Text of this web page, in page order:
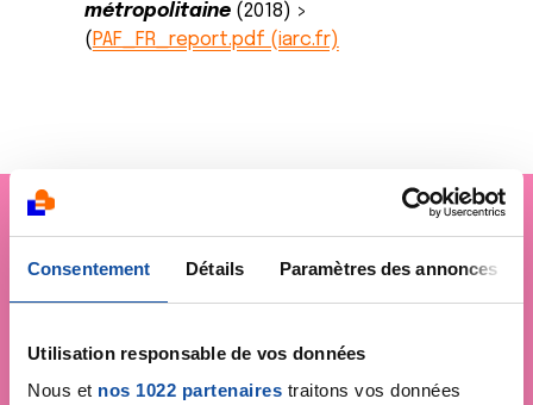
Consentement Détails Paramètres des annonces
Utilisation responsable de vos données
Nous et nos 1022 partenaires traitons vos données
métropolitaine(2018) >
( PAF_FR_report.pdf (iarc.fr)
Je soutiensla Ligue
contre le cancer